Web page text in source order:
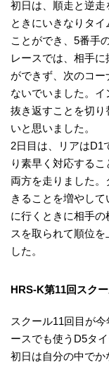
初日は、順走と逆
ときにいきなりタ
ことができ、5番手
レースでは、相手
ができず、次のコ
ないでいました。
抜き返すことを切
いと思いました。
2日目は、リアはD1
り素早く対応する
両方を走りました
きることを増やし
に行くときに相手
スを取られて順位
した。
HRS-K第11回スク
スクール11回目が
ースでも使うD5タ
初日は自分の中で